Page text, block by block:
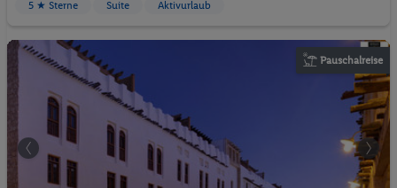
5 ★ Sterne Suite Aktivurlaub
Pauschalreise